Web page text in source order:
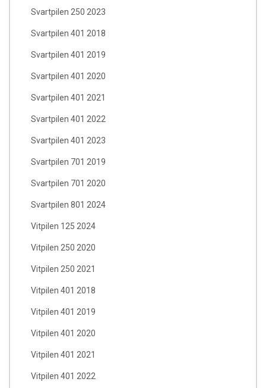
Svartpilen 250 2023
Svartpilen 401 2018
Svartpilen 401 2019
Svartpilen 401 2020
Svartpilen 401 2021
Svartpilen 401 2022
Svartpilen 401 2023
Svartpilen 701 2019
Svartpilen 701 2020
Svartpilen 801 2024
Vitpilen 125 2024
Vitpilen 250 2020
Vitpilen 250 2021
Vitpilen 401 2018
Vitpilen 401 2019
Vitpilen 401 2020
Vitpilen 401 2021
Vitpilen 401 2022